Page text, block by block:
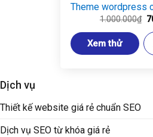
Theme wordpress
1.000.000₫
Xem thử
Dịch vụ
Thiết kế website giá rẻ chuẩn SEO
Dịch vụ SEO từ khóa giá rẻ